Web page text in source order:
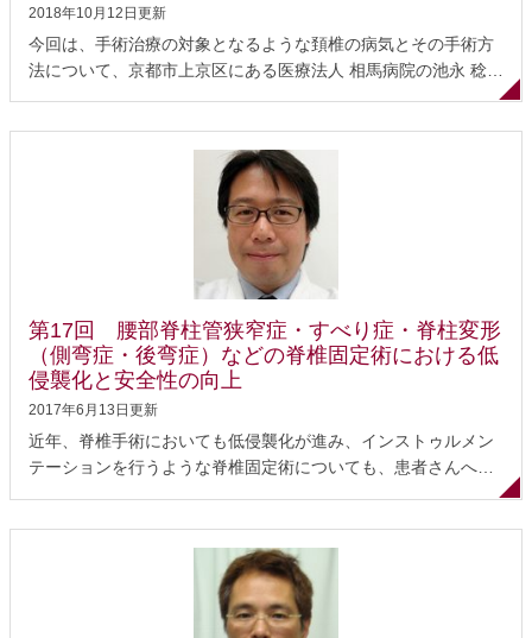
つかず、遺伝子以外の...
2018年10月12日更新
今回は、手術治療の対象となるような頚椎の病気とその手術方
法について、京都市上京区にある医療法人 相馬病院の池永 稔
先生にお話をうかがいます。池永先生はこれまでに4,000例を超
リストです。 頚椎に問題を生じる病気 症状 —頚髄に影響が出
た場合— 治療 前方からの手術の実際 手術を受けるタイミング
手術後の経過について 頚椎症と診断されたら 頚椎に問題を生じ
る病気 治療の対象となる主な頚椎の病気として、頚椎症、後縦
靭帯骨化症、頚椎変形などがあります。 頚椎症は、頚椎の中を
通る神経（脊髄）が圧迫されて手足の動きが悪くなったり（頚
椎症性脊髄症・頚部脊髄症）、脊髄から左右に枝分かれする神
経（神経根）が圧迫されて手のしびれや痛み、あるいは麻痺が
生じたりする（頚椎症性神経根症）病気です。 主な原因は、加
齢に伴って首の骨（椎骨）が...
第17回 腰部脊柱管狭窄症・すべり症・脊柱変形
（側弯症・後弯症）などの脊椎固定術における低
侵襲化と安全性の向上
2017年6月13日更新
近年、脊椎手術においても低侵襲化が進み、インストゥルメン
テーションを行うような脊椎固定術についても、患者さんへの
今回は東海大学医学部外科学系整形外科学 准教授の酒井大輔先
生にお話をうかがいました。 腰椎固定の低侵襲手術 1.経皮的椎
弓根スクリュー法 2.低侵襲腰椎前方進入椎体間固定術 脊椎手術
の安全性の向上 医療安全に対する医療者側の姿勢 主治医との信